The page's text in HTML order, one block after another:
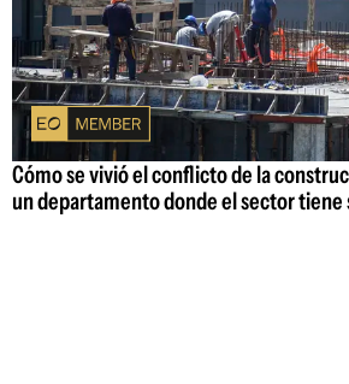
Cómo se vivió el conflicto de la
un departamento donde el sector tiene